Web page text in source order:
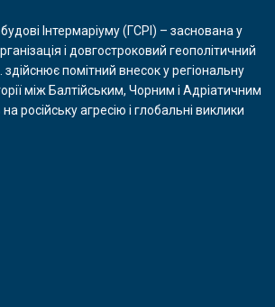
Інтермаріуму (ГСРІ) – заснована у
і довгостроковий геополітичний
помітний внесок у регіональну
між Балтійським, Чорним і Адріатичним
російську агресію і глобальні виклики